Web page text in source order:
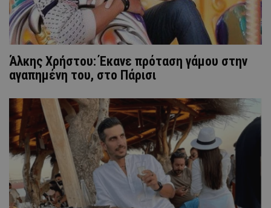
Άλκης Χρήστου: Έκανε πρόταση γάμου στην
αγαπημένη του, στο Πάρισι